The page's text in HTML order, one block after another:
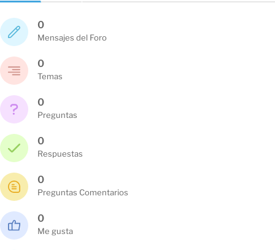
0
Mensajes del Foro
0
Temas
0
Preguntas
0
Respuestas
0
Preguntas Comentarios
0
Me gusta